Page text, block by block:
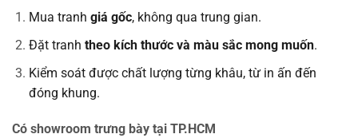
Mua tranh giá gốc, không qua trung gian.
Đặt tranh theo kích thước và màu sắc mong muốn.
Kiểm soát được chất lượng từng khâu, từ in ấn đến
đóng khung.
Có showroom trưng bày tại TP.HCM